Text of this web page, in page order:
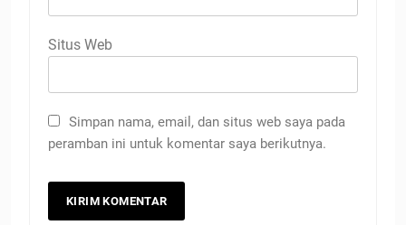
Situs Web
Simpan nama, email, dan situs web saya pada
peramban ini untuk komentar saya berikutnya.